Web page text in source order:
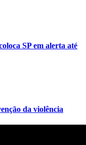
SP em alerta até
da violência